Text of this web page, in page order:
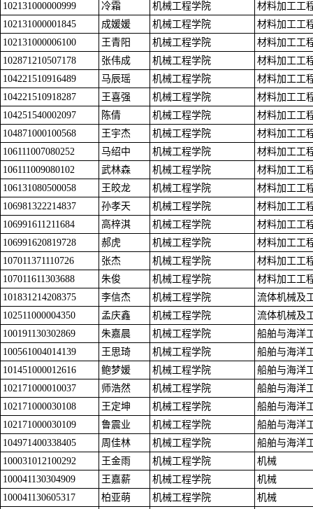
102131000000999
冷霜 机械工程学院
材料加工工
102131000001845
成媛媛 机械工程学院
材料加工工
102131000006100
王青阳 机械工程学院
材料加工工
102871210507178
张伟成 机械工程学院
材料加工工
104221510916489
马辰瑶 机械工程学院
材料加工工
104221510918287
王喜强 机械工程学院
材料加工工
104251540002097
陈倩 机械工程学院
材料加工工
104871000100568
王宇杰 机械工程学院
材料加工工
106111007080252
马绍中 机械工程学院
材料加工工
106111009080102
武林森 机械工程学院
材料加工工
106131080500058
王皎龙 机械工程学院
材料加工工
106981322214837
孙孝天 机械工程学院
材料加工工
106991611211684
高梓淇 机械工程学院
材料加工工
106991620819728
郝虎 机械工程学院
材料加工工
107011371110726
张杰 机械工程学院
材料加工工
107011611303688
朱俊 机械工程学院
材料加工工
101831214208375
李信杰 机械工程学院
流体机械及
102511000004350
孟庆鑫 机械工程学院
流体机械及
100191130302869
朱嘉晨 机械工程学院
船舶与海洋
100561004014139
王思琦 机械工程学院
船舶与海洋
101451000012616
鲍梦媛 机械工程学院
船舶与海洋
102171000010037
师浩然 机械工程学院
船舶与海洋
102171000030108
王定坤 机械工程学院
船舶与海洋
102171000030109
鲁震业 机械工程学院
船舶与海洋
104971400338405
周佳林 机械工程学院
船舶与海洋
100031012100292
王金雨 机械工程学院
机械
100041130304909
王嘉薪 机械工程学院
机械
100041130605317
柏亚萌 机械工程学院
机械